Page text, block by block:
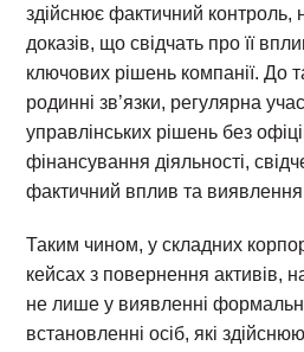
здійснює фактичний контроль,
доказів, що свідчать про її
ключових рішень компанії. До
родинні зв’язки, регулярна
управлінських рішень без
фінансування діяльності,
фактичний вплив та
Таким чином, у складних
кейсах з повернення активів,
не лише у виявленні
встановленні осіб, які